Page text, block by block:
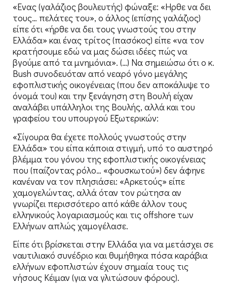
«Ενας (γαλάζιος βουλευτής) φώναξε: «Ηρθε να δει
τους… πελάτες του», ο άλλος (επίσης γαλάζιος)
είπε ότι «ήρθε να δει τους γνωστούς του στην
Ελλάδα» και ένας τρίτος (πασόκος) είπε «να τον
κρατήσουμε εδώ να μας δώσει ιδέες πώς να
βγούμε από τα μνημόνια». (…) Να σημειώσω ότι ο κ.
Bush συνοδευόταν από νεαρό γόνο μεγάλης
εφοπλιστικής οικογένειας (που δεν αποκάλυψε το
όνομά του) και την ξενάγηση στη Βουλή είχαν
αναλάβει υπάλληλοι της Βουλής, αλλά και του
γραφείου του υπουργού Εξωτερικών:
«Σίγουρα θα έχετε πολλούς γνωστούς στην
Ελλάδα» του είπα κάποια στιγμή, υπό το αυστηρό
βλέμμα του γόνου της εφοπλιστικής οικογένειας
που (παίζοντας ρόλο… «φουσκωτού») δεν άφηνε
κανέναν να τον πλησιάσει: «Αρκετούς» είπε
χαμογελώντας, αλλά όταν τον ρώτησα αν
γνωρίζει περισσότερο από κάθε άλλον τους
ελληνικούς λογαριασμούς και τις offshore των
Ελλήνων απλώς χαμογέλασε.
Είπε ότι βρίσκεται στην Ελλάδα για να μετάσχει σε
ναυτιλιακό συνέδριο και θυμήθηκα πόσα καράβια
ελλήνων εφοπλιστών έχουν σημαία τους τις
νήσους Κέιμαν (για να γλιτώσουν φόρους).